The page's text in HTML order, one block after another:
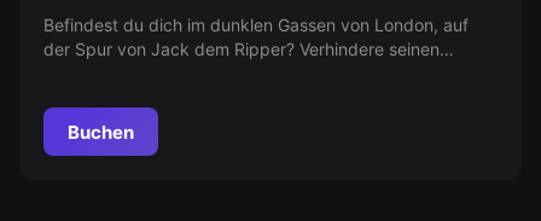
Befindest du dich im dunklen Gassen von London, auf
der Spur von Jack dem Ripper? Verhindere seinen
Buchen